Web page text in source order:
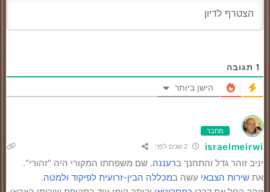
1 תגובה
הישן ביותר
מחבר
israelmeirwi
יניב זוהר גדל והתחנך ברעננה. שם משפחתו המקורי היה "זהורי".
את שירות הצבאי עשה במכללה הבין-זרועית לפיקוד ולמטה.